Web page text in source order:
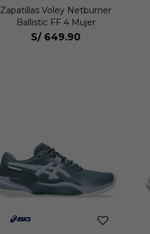
Zapatillas Voley Netburner
Ballistic FF 4 Mujer
S/ 649.90